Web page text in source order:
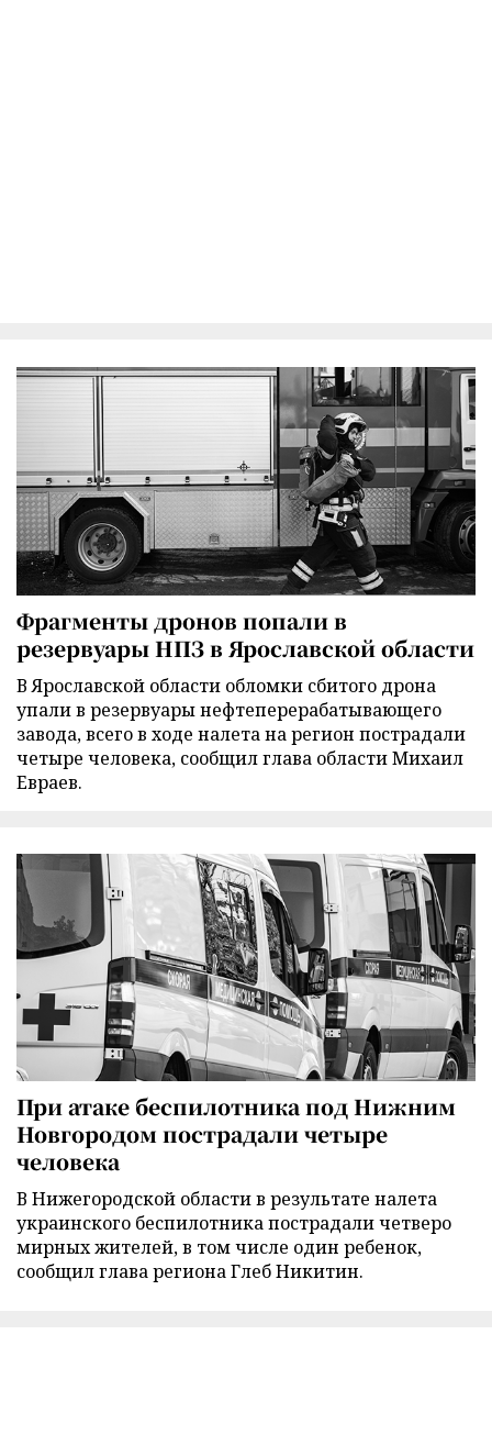
Фрагменты дронов попали в
резервуары НПЗ в Ярославской области
В Ярославской области обломки сбитого дрона
упали в резервуары нефтеперерабатывающего
завода, всего в ходе налета на регион пострадали
четыре человека, сообщил глава области Михаил
Евраев.
При атаке беспилотника под Нижним
Новгородом пострадали четыре
человека
В Нижегородской области в результате налета
украинского беспилотника пострадали четверо
мирных жителей, в том числе один ребенок,
сообщил глава региона Глеб Никитин.